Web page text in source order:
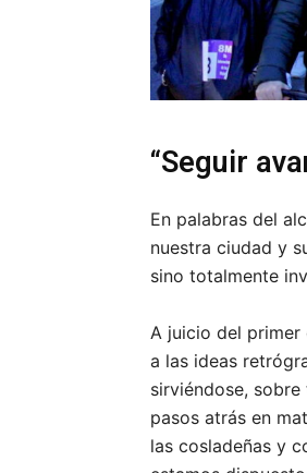
“Seguir
En palabras del
nuestra ciudad y
sino totalmente
A juicio del primer
a las ideas
sirviéndose,
pasos atrás en
las cosladeñas y